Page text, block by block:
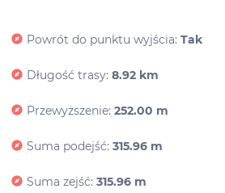
Powrót do punktu wyjścia: Tak
Długość trasy: 8.92 km
Przewyższenie: 252.00 m
Suma podejść: 315.96 m
Suma zejść: 315.96 m